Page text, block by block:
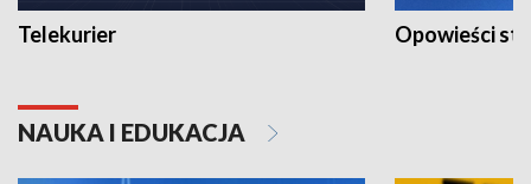
Telekurier Opowieści
NAUKA I EDUKACJA